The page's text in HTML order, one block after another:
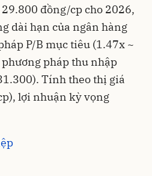
đồng/cp cho 2026,
dài hạn của ngân hàng
P/B mục tiêu (1.47x ~
pháp thu nhập
Tính theo thị giá
lợi nhuận kỳ vọng